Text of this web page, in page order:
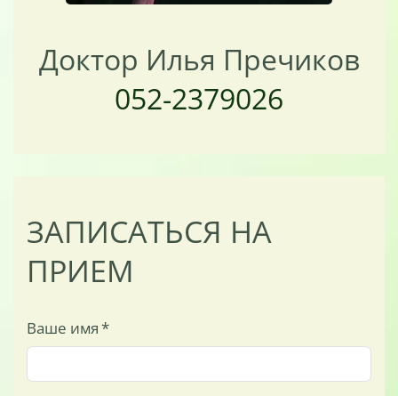
Доктор Илья Пречиков
052-2379026
ЗАПИСАТЬСЯ НА
ПРИЕМ
Ваше имя*